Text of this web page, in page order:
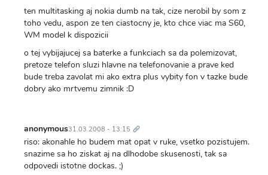
ten multitasking aj nokia dumb na tak, cize nerobil by som z
toho vedu, aspon ze ten ciastocny je, kto chce viac ma S60,
WM model k dispozicii
o tej vybijajucej sa baterke a funkciach sa da polemizovat,
pretoze telefon sluzi hlavne na telefonovanie a prave ked
bude treba zavolat mi ako extra plus vybity fon v tazke bude
dobry ako mrtvemu zimnik :D
anonymous31.03.2008 - 13:15 odkaz
riso: akonahle ho budem mat opat v ruke, vsetko pozistujem.
snazime sa ho ziskat aj na dlhodobe skusenosti, tak sa
odpovedi istotne dockas. ;)